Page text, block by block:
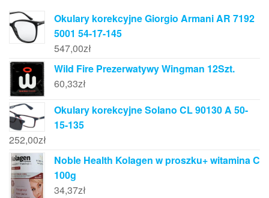
Okulary korekcyjne Giorgio Armani AR 7192
5001 54-17-145
547,00zł
Wild Fire Prezerwatywy Wingman 12Szt.
60,33zł
Okulary korekcyjne Solano CL 90130 A 50-
15-135
252,00zł
Noble Health Kolagen w proszku+ witamina C
100g
34,37zł